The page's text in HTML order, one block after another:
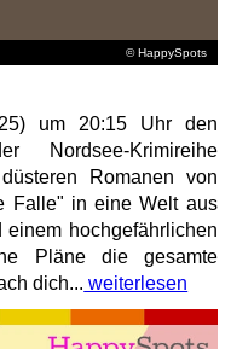
© HappySpots
um 20:15 Uhr den
Nordsee-Krimireihe
Romanen von
Falle" in eine Welt aus
einem hochgefährlichen
Pläne die gesamte
dich... weiterlesen